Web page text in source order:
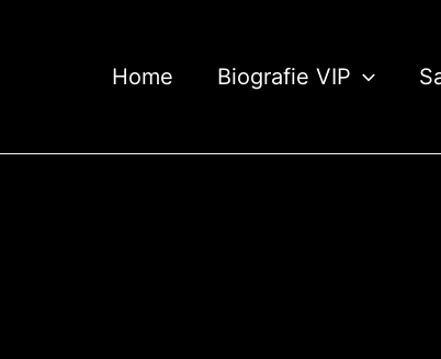
Home Biografie VIP